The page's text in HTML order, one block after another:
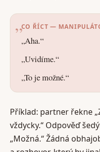
CO ŘÍCT —
„Aha.“
„Uvidíme.“
„To je možné.“
Příklad: partner řekne
vždycky.“ Odpověď
„Možná.“ Žádná